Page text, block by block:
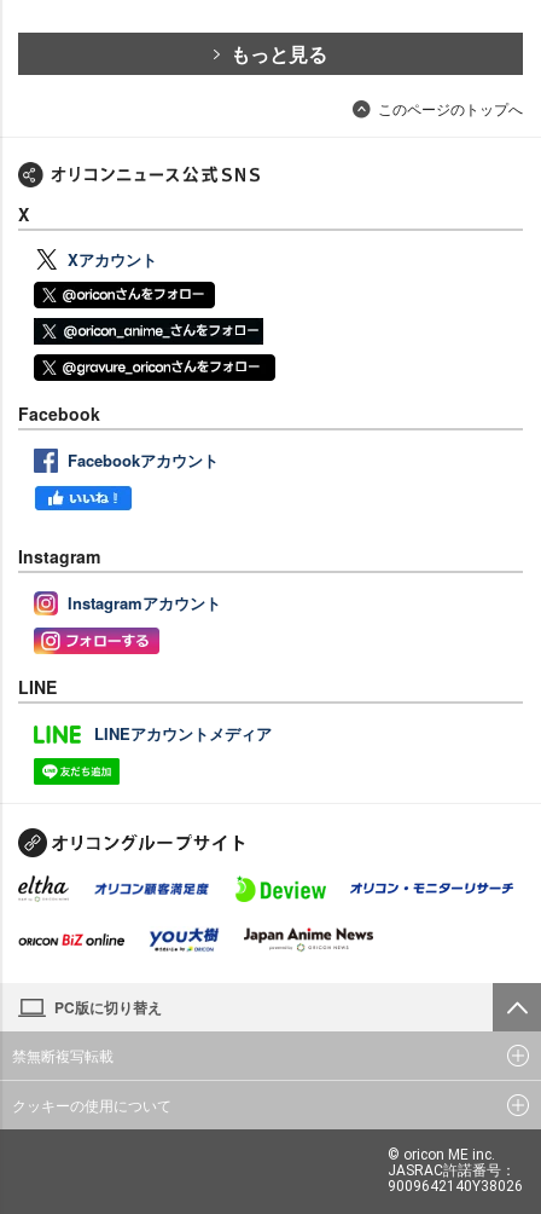
もっと見る
このページのトップへ
X
Xアカウント
Facebook
Facebookアカウント
Instagram
Instagramアカウント
LINE
LINEアカウントメディア
PC版に切り替え
禁無断複写転載
クッキーの使用について
© oricon ME inc.
JASRAC許諾番号：
9009642140Y38026